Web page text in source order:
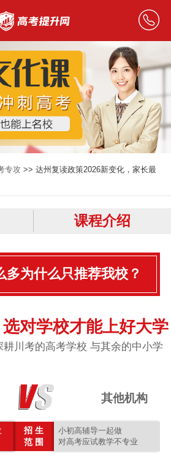
专攻>> 达州复读政策2026新变化，家长最
课程介绍
多为什么只推荐我校？
对学校才能上好大学
川考的高考学校 与其余的中小学
其他机构
招 生
范 围
小初高辅导一起做
对高考应试教学不专业